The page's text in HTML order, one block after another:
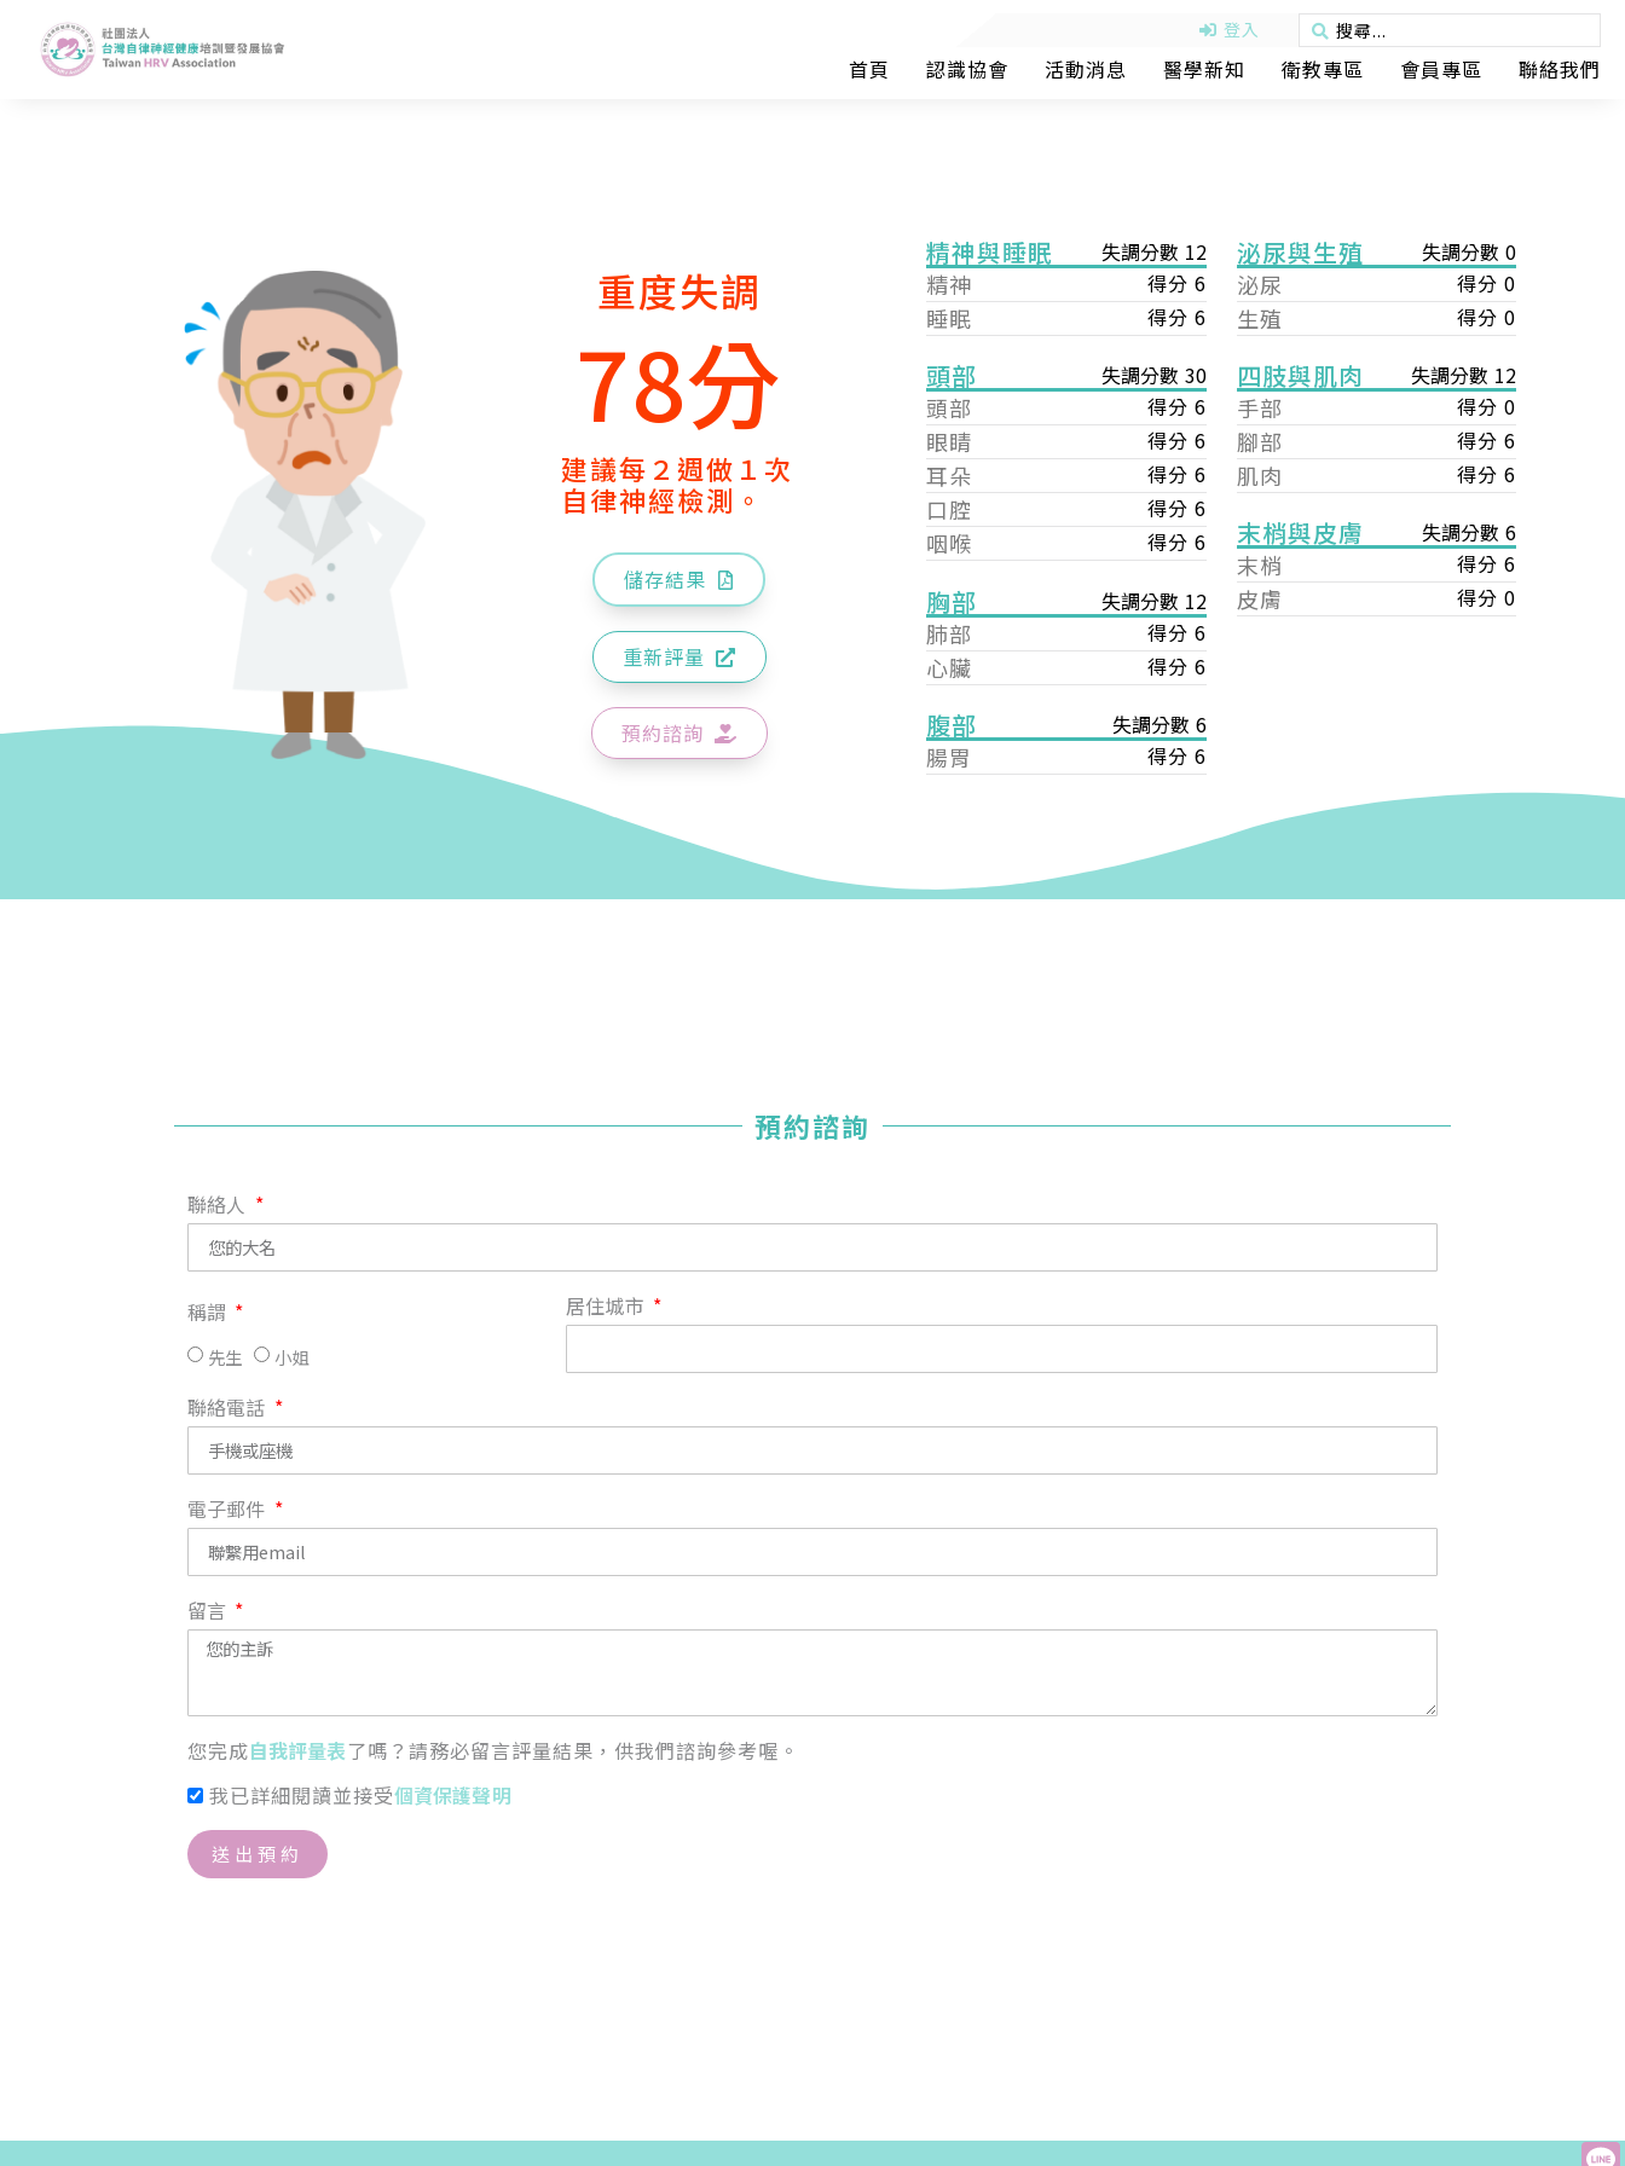
登入
首頁 認識協會 活動消息 醫學新知 衛教專區 會員專區 聯絡我們
重度失調
78分
建議每２週做１次
自律神經檢測。
儲存結果
重新評量
預約諮詢
精神與睡眠 失調分數 12
精神 得分 6
睡眠 得分 6
頭部 失調分數 30
頭部 得分 6
眼睛 得分 6
耳朵 得分 6
口腔 得分 6
咽喉 得分 6
胸部 失調分數 12
肺部 得分 6
心臟 得分 6
腹部 失調分數 6
腸胃 得分 6
泌尿與生殖 失調分數 0
泌尿 得分 0
生殖 得分 0
四肢與肌肉 失調分數 12
手部 得分 0
腳部 得分 6
肌肉 得分 6
末梢與皮膚 失調分數 6
末梢 得分 6
皮膚 得分 0
預約諮詢
聯絡人
稱謂
先生 小姐
居住城市
聯絡電話
電子郵件
留言
您完成自我評量表了嗎？請務必留言評量結果，供我們諮詢參考喔。
我已詳細閱讀並接受個資保護聲明
送出預約
您好，您的會員申請，已成功送出，經本協會理事會審核
【會費】
入會費新臺幣1200元，於會員入會時繳納；常年會費1200
元，於每年度繳納。
戶名: 社團法人台灣自律神經健康培訓暨發展協會